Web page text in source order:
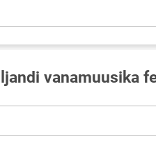
vanamuusika